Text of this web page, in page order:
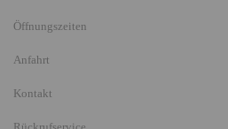
Öffnungszeiten
Anfahrt
Kontakt